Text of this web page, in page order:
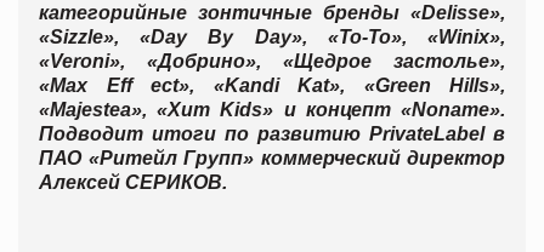
категорийные зонтичные бренды «Delisse»,
«Sizzle», «Day By Day», «То-То», «Winix»,
«Veroni», «Добрино», «Щедрое застолье»,
«Max Eff ect», «Kandi Kat», «Green Hills»,
«Majestea», «Хит Kids» и концепт «Noname».
Подводит итоги по развитию PrivateLabel в
ПАО «Ритейл Групп» коммерческий директор
Алексей СЕРИКОВ.